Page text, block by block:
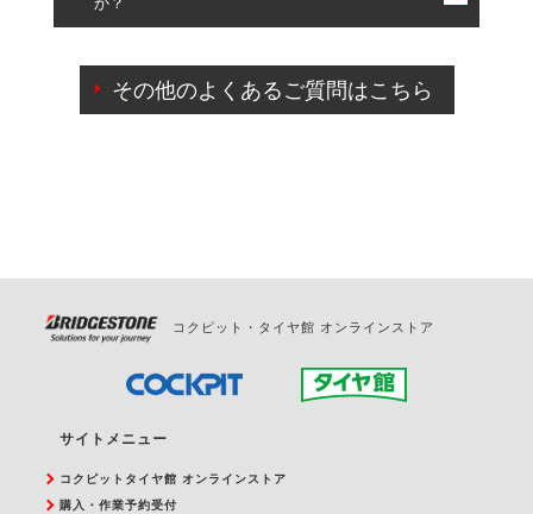
一部の商品・サービスの組み合わせに限り、同時にご予約が
出来ないものもございます。
ご来店予約日の3営業日前を過ぎている場合のご予約
の日時変更につきましては、直接ご予約の店舗まで
その他のよくあるご質問はこちら
コクピット・タイヤ館 オンラインストア
サイトメニュー
コクピットタイヤ館 オンラインストア
購入・作業予約受付